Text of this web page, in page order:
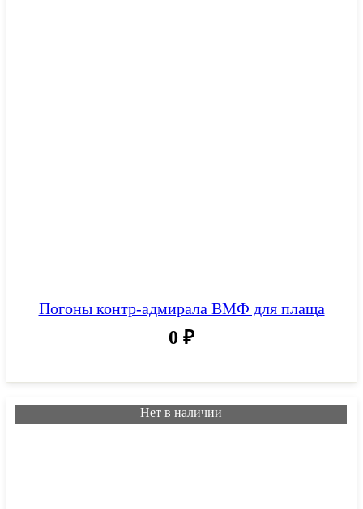
Погоны контр-адмирала ВМФ для плаща
0 ₽
Нет в наличии